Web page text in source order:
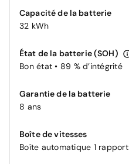
Capacité de la batterie
32 kWh
État de la batterie (SOH)
Bon état • 89 % d’intégrité
Garantie de la batterie
8 ans
Boîte de vitesses
Boîte automatique 1 rapport